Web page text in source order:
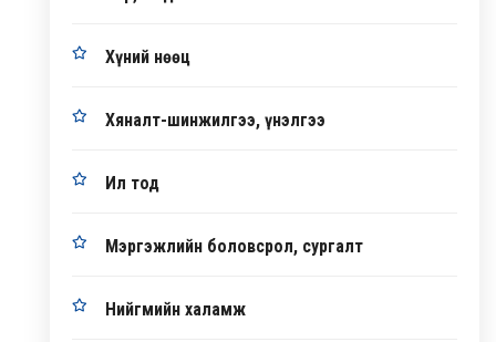
Хүний нөөц
Хяналт-шинжилгээ, үнэлгээ
Ил тод
Мэргэжлийн боловсрол, сургалт
Нийгмийн халамж